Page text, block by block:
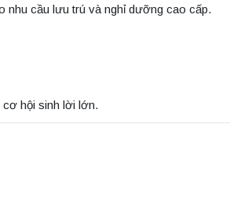
nhu cầu lưu trú và nghỉ dưỡng cao cấp.
cơ hội sinh lời lớn.